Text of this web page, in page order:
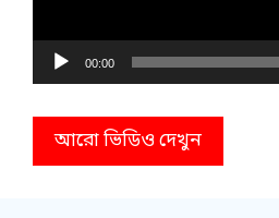
00:00
আরো ভিডিও দেখুন